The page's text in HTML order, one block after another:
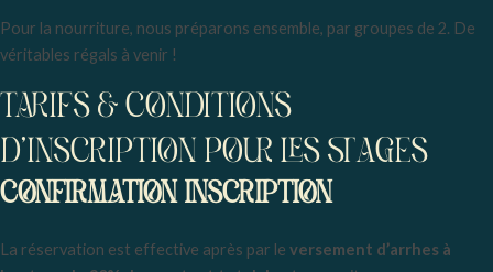
Pour la nourriture, nous préparons ensemble, par groupes de 2. De
véritables régals à venir !
TARIFS & CONDITIONS
D'INSCRIPTION POUR LES STAGES
CONFIRMATION INSCRIPTION
La réservation est effective après par le versement d’arrhes à